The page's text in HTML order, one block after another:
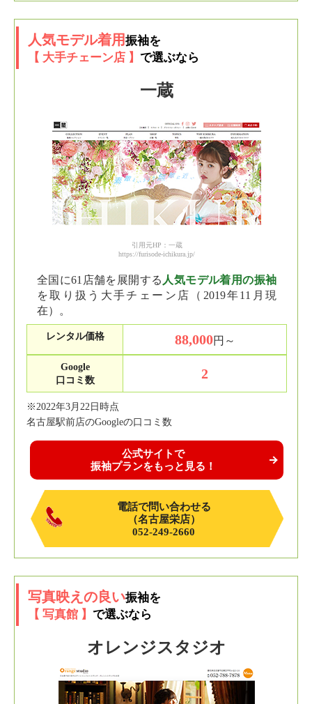
人気モデル着用振袖を
【 大手チェーン店 】 で選ぶなら
一蔵
引用元HP：一蔵
https://furisode-ichikura.jp/
全国に61店舗を展開する 人気モデル着用の振袖
を取り扱う大手チェーン店（2019年11月現
在）。
レンタル価格 88,000円～
Google
口コミ数
2
※2022年3月22日時点
名古屋駅前店のGoogleの口コミ数
公式サイトで
振袖プランをもっと見る！
電話で問い合わせる
（名古屋栄店）
052-249-2660
写真映えの良い振袖を
【 写真館 】 で選ぶなら
オレンジスタジオ